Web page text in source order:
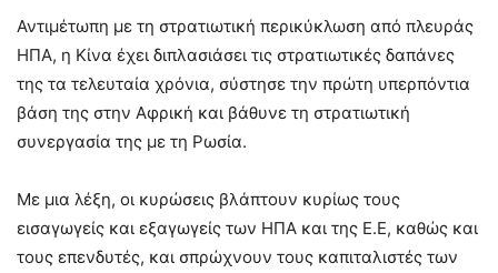
Αντιμέτωπη με τη στρατιωτική περικύκλωση από πλευράς
ΗΠΑ, η Κίνα έχει διπλασιάσει τις στρατιωτικές δαπάνες
της τα τελευταία χρόνια, σύστησε την πρώτη υπερπόντια
βάση της στην Αφρική και βάθυνε τη στρατιωτική
συνεργασία της με τη Ρωσία.
Με μια λέξη, οι κυρώσεις βλάπτουν κυρίως τους
εισαγωγείς και εξαγωγείς των ΗΠΑ και της Ε.Ε, καθώς και
τους επενδυτές, και σπρώχνουν τους καπιταλιστές των